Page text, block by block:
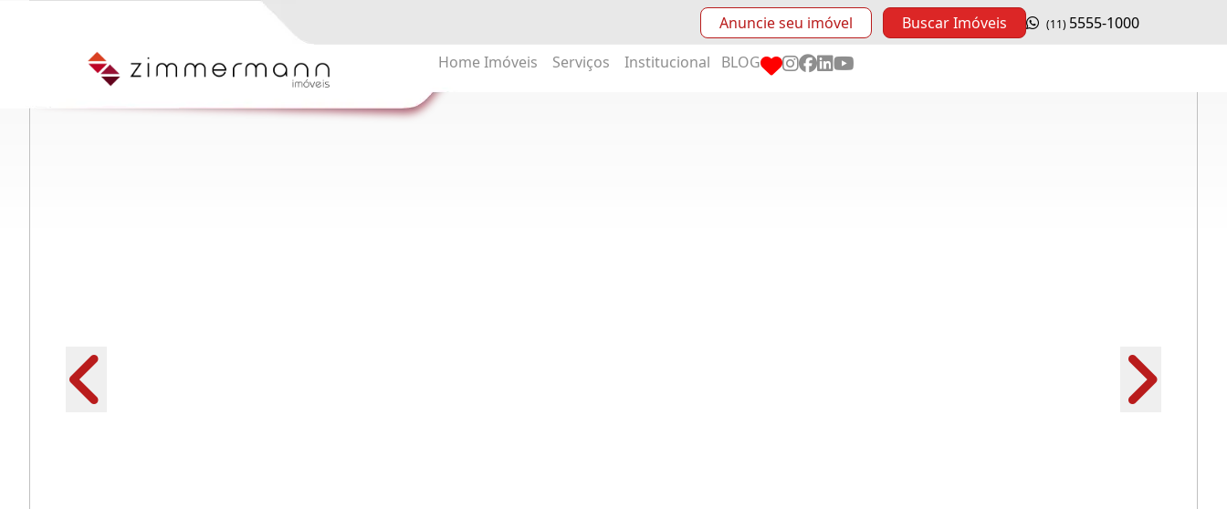
Anuncie seu imóvel Buscar Imóveis (11) 5555-1000
Home Imóveis Serviços Institucional BLOG